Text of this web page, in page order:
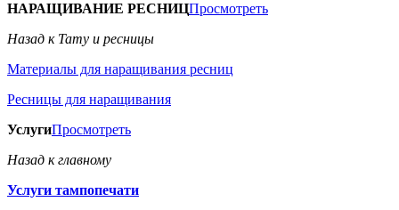
НАРАЩИВАНИЕ РЕСНИЦПросмотреть
Назад к Тату и ресницы
Материалы для наращивания ресниц
Ресницы для наращивания
УслугиПросмотреть
Назад к главному
Услуги тампопечати